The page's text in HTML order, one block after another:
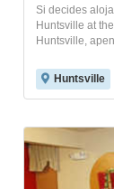
Si decides
Huntsville at
Huntsville,
Huntsville